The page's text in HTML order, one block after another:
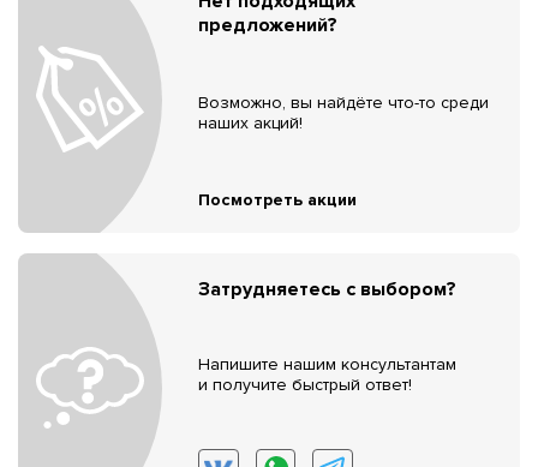
предложений?
Возможно, вы найдёте что-то среди
наших акций!
Посмотреть акции
Затрудняетесь с выбором?
Напишите нашим консультантам
и получите быстрый ответ!